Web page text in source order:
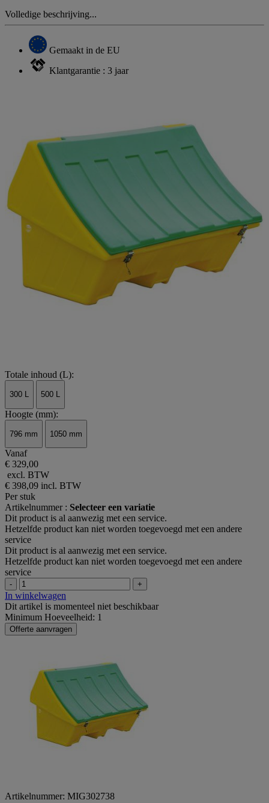
Volledige beschrijving...
Gemaakt in de EU
Klantgarantie : 3 jaar
Totale inhoud (L):
300 L 500 L
Hoogte (mm):
796 mm 1050 mm
Vanaf
€ 329,00
excl. BTW
€ 398,09 incl. BTW
Per stuk
Artikelnummer : Selecteer een variatie
Dit product is al aanwezig met een service.
Hetzelfde product kan niet worden toegevoegd met een andere
service
Dit product is al aanwezig met een service.
Hetzelfde product kan niet worden toegevoegd met een andere
service
- +
In winkelwagen
Dit artikel is momenteel niet beschikbaar
Minimum Hoeveelheid: 1
Offerte aanvragen
Artikelnummer: MIG302738